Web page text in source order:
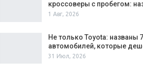
кроссоверы с пробегом:
1 Авг, 2026
Не только Toyota: названы 7
автомобилей, которые
31 Июл, 2026